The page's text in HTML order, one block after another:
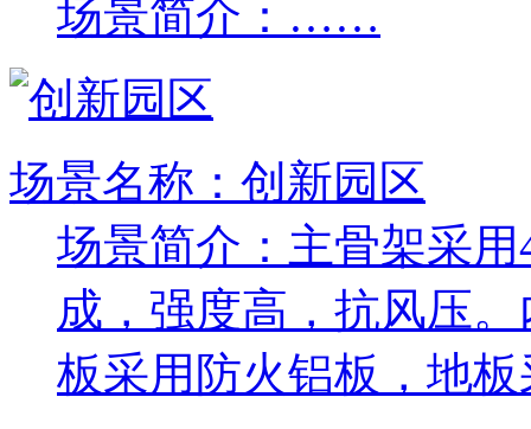
场景简介：……
场景名称：创新园区
场景简介：主骨架采
成，强度高，抗风压
板采用防火铝板，地